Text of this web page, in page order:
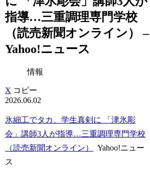
指導…三重調理専門学校
（読売新聞オンライン） –
Yahoo!ニュース
情報
X コピー
2026.06.02
氷細工でタカ、学生真剣に 「津氷彫
会」講師3人が指導…三重調理専門学校
（読売新聞オンライン）
Yahoo!ニュー
ス